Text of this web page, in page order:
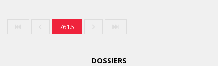
761.5
DOSSIERS